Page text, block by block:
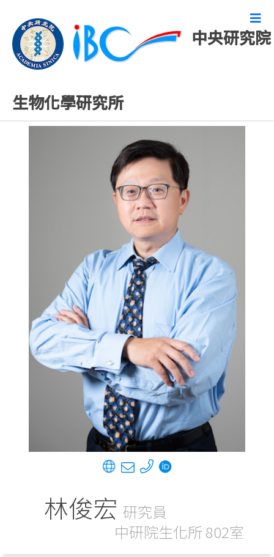
中央研究院
生物化學研究所
專任研究人員
林俊宏 研究員
中研院生化所 802室